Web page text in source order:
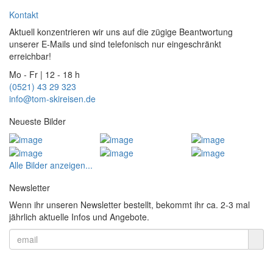
Kontakt
Aktuell konzentrieren wir uns auf die zügige Beantwortung
unserer E-Mails und sind telefonisch nur eingeschränkt
erreichbar!
Mo - Fr | 12 - 18 h
(0521) 43 29 323
info@tom-skireisen.de
Neueste Bilder
Alle Bilder anzeigen...
Newsletter
Wenn ihr unseren Newsletter bestellt, bekommt ihr ca. 2-3 mal
jährlich aktuelle Infos und Angebote.